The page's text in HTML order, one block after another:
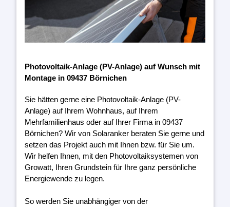
Photovoltaik-Anlage (PV-Anlage) auf Wunsch mit
Montage in 09437 Börnichen
Sie hätten gerne eine Photovoltaik-Anlage (PV-
Anlage) auf Ihrem Wohnhaus, auf Ihrem
Mehrfamilienhaus oder auf Ihrer Firma in 09437
Börnichen? Wir von Solaranker beraten Sie gerne und
setzen das Projekt auch mit Ihnen bzw. für Sie um.
Wir helfen Ihnen, mit den Photovoltaiksystemen von
Growatt, Ihren Grundstein für Ihre ganz persönliche
Energiewende zu legen.
So werden Sie unabhängiger von der